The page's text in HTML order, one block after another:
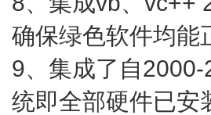
确保绿色软件均能
9、集成了自
统即全部硬件已安